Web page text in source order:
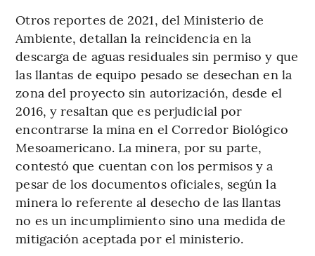
Otros reportes de 2021, del Ministerio de
Ambiente, detallan la reincidencia en la
descarga de aguas residuales sin permiso y que
las llantas de equipo pesado se desechan en la
zona del proyecto sin autorización, desde el
2016, y resaltan que es perjudicial por
encontrarse la mina en el Corredor Biológico
Mesoamericano. La minera, por su parte,
contestó que cuentan con los permisos y a
pesar de los documentos oficiales, según la
minera lo referente al desecho de las llantas
no es un incumplimiento sino una medida de
mitigación aceptada por el ministerio.